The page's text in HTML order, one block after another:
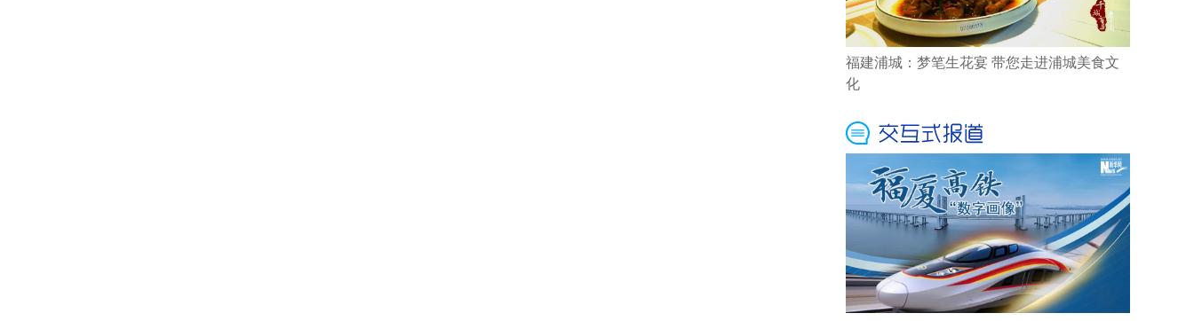
福建浦城：梦笔生花宴 带您走进浦城美食文
化